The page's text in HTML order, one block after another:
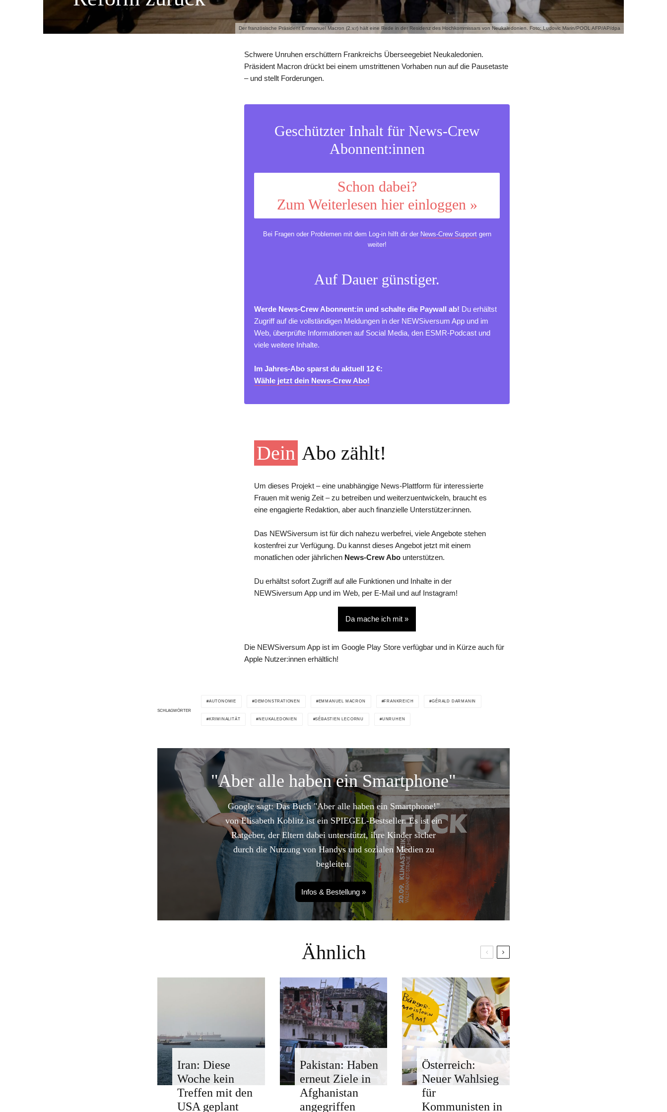
Der französische Präsident Emmanuel Macron (2.v.r) hält eine Rede in der Residenz des Hochkommissars von Neukaledonien. Foto: Ludovic Marin/POOL AFP/AP/dpa
Schwere Unruhen erschüttern Frankreichs Überseegebiet Neukaledonien.
Präsident Macron drückt bei einem umstrittenen Vorhaben nun auf die Pausetaste
– und stellt Forderungen.
Geschützter Inhalt für News-Crew
Abonnent:innen
Schon dabei?
Zum Weiterlesen hier einloggen »
Bei Fragen oder Problemen mit dem Log-in hilft dir der News-Crew Supportgern
weiter!
Auf Dauer günstiger.
Werde News-Crew Abonnent:in und schalte die Paywall ab! Du erhältst
Zugriff auf die vollständigen Meldungen in der NEWSiversum App und im
Web, überprüfte Informationen auf Social Media, den ESMR-Podcast und
viele weitere Inhalte.
Im Jahres-Abo sparst du aktuell 12 €:
Wähle jetzt dein News-Crew Abo!
Dein Abo zählt!
Um dieses Projekt – eine unabhängige News-Plattform für interessierte
Frauen mit wenig Zeit – zu betreiben und weiterzuentwickeln, braucht es
eine engagierte Redaktion, aber auch finanzielle Unterstützer:innen.
Das NEWSiversum ist für dich nahezu werbefrei, viele Angebote stehen
kostenfrei zur Verfügung. Du kannst dieses Angebot jetzt mit einem
monatlichen oder jährlichen News-Crew Abo unterstützen.
Du erhältst sofort Zugriff auf alle Funktionen und Inhalte in der
NEWSiversum App und im Web, per E-Mail und auf Instagram!
Da mache ich mit »
Die NEWSiversum App ist im Google Play Store verfügbar und in Kürze auch für
Apple Nutzer:innen erhältlich!
SCHLAGWÖRTER
AUTONOMIE DEMONSTRATIONEN EMMANUEL MACRON FRANKREICH GÉRALD DARMANIN
KRIMINALITÄT NEUKALEDONIEN SÉBASTIEN LECORNU UNRUHEN
"Aber alle haben ein Smartphone"
Google sagt: Das Buch "Aber alle haben ein Smartphone!"
von Elisabeth Koblitz ist ein SPIEGEL-Bestseller. Es ist ein
Ratgeber, der Eltern dabei unterstützt, ihre Kinder sicher
durch die Nutzung von Handys und sozialen Medien zu
begleiten.
Infos & Bestellung »
Ähnlich
Iran: Diese
Woche kein
Treffen mit den
USA geplant
Pakistan: Haben
erneut Ziele in
Afghanistan
angegriffen
Österreich:
Neuer Wahlsieg
für
Kommunisten in